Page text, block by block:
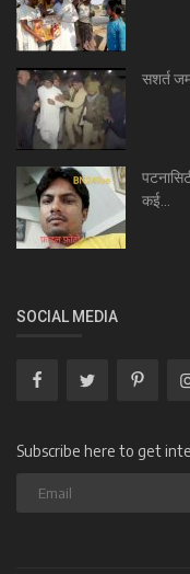
सशर्त
कई...
SOCIAL MEDIA
Subscribe here to get